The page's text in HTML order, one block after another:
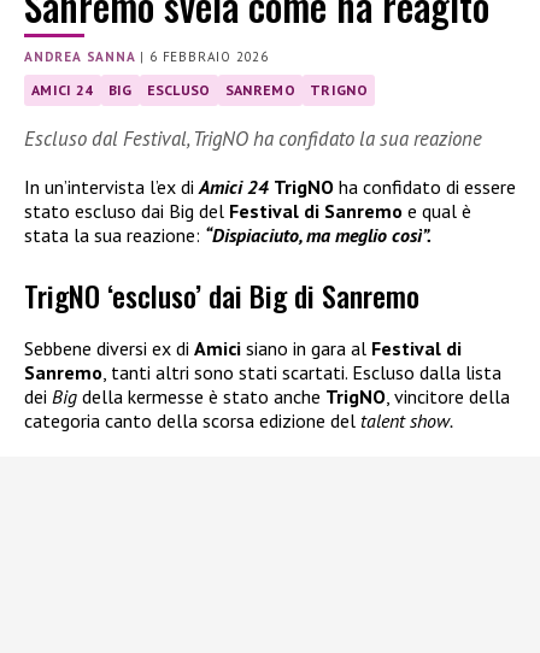
ANDREA SANNA | 6 FEBBRAIO 2026
AMICI 24 BIG ESCLUSO SANREMO TRIGNO
Escluso dal Festival, TrigNO ha confidato la sua reazione
In un’intervista l’ex di Amici 24 TrigNO ha confidato di essere
stato escluso dai Big del Festival di Sanremo e qual è
stata la sua reazione: “Dispiaciuto, ma meglio così”.
TrigNO ‘escluso’ dai Big di Sanremo
Sebbene diversi ex di Amici siano in gara al Festival di
Sanremo, tanti altri sono stati scartati. Escluso dalla lista
dei Big della kermesse è stato anche TrigNO, vincitore della
categoria canto della scorsa edizione del talent show.